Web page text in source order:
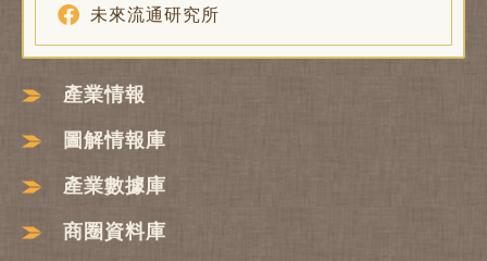
未來流通研究所
產業情報
圖解情報庫
產業數據庫
商圈資料庫